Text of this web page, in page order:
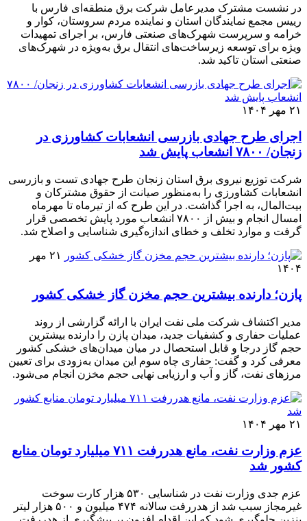
در نشست مشترک مدیرعامل شرکت برق منطقه‌ای فارس با
رییس مجمع نمایندگان استان و نماینده مردم سروستان، کوار و
خرامه و سرپرست شهرک‌های صنعتی فارس، بر اجرای تمهیدات
ویژه برای توسعه زیرساخت‌های انتقال برق به‌ویژه در شهرک‌های
صنعتی استان تاکید شد.
۲۱ مهر ۱۴۰۴
اجرای طرح جهادی بازرسی انشعابات کشاورزی در
زنجان/ ۷۸۰۰ انشعاب پایش شد
شرکت توزیع نیروی برق استان زنجان طرح جهادی تست و بازرسی
انشعابات کشاورزی را به‌منظور صیانت از حقوق مشترکان و
بیت‌المال، به اجرا گذاشت. در این طرح که از تیرماه تا مهرماه
امسال انجام و بیش از ۷۸۰۰ انشعاب مورد پایش تخصصی قرار
گرفت و موارد تخلف و خطای اندازه‌گیری شناسایی و اصلاح شد.
۲۱ مهر
۱۴۰۴
پازن؛ دارنده بیشترین حجم مخزن گاز خشکی کشور
مدیر اکتشاف شرکت ملی نفت ایران با ارائه گزارشی از روند
عملیات حفاری و کشفیات جدید، میدان پازن را دارنده بیشترین
حجم گاز درجا و قابل استحصال در میان میدان‌های خشکی کشور
معرفی کرد و گفت: حفاری چاه سوم این میدان به‌زودی برای تعیین
مرزهای نفت، گاز و آب و ارزیابی نهایی حجم مخزن انجام می‌شود.
۲۱ مهر ۱۴۰۴
عزم وزارت نفت، مانع هدررفت ۷۱۱ میلیارد تومان منابع
کشور شد
عزم جدی وزارت نفت در شناسایی ۵۳۰ هزار کارت سوخت
غیرمجاز سبب شد از هدررفت سالانه ۴۷۴ میلیون و ۵۰۰ هزار لیتر